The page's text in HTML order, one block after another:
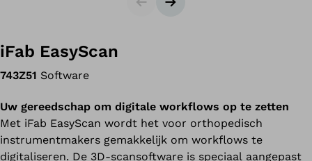
SlidesVolgende slide
iFab EasyScan
743Z51 Software
Uw gereedschap om digitale workflows op te zetten
Met iFab EasyScan wordt het voor orthopedisch
instrumentmakers gemakkelijk om workflows te
digitaliseren. De 3D-scansoftware is speciaal aangepast